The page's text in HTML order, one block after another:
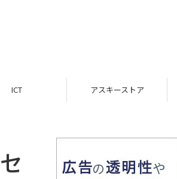
ICT アスキーストア